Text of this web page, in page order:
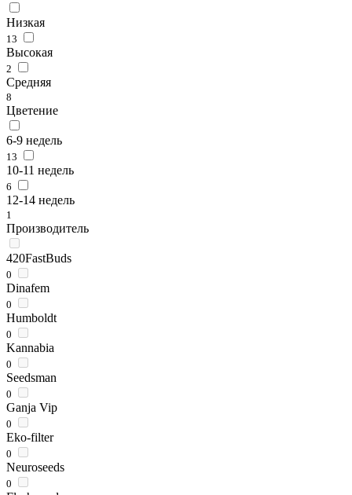
Низкая
13
Высокая
2
Средняя
8
Цветение
6-9 недель
13
10-11 недель
6
12-14 недель
1
Производитель
420FastBuds
0
Dinafem
0
Humboldt
0
Kannabia
0
Seedsman
0
Ganja Vip
0
Eko-filter
0
Neuroseeds
0